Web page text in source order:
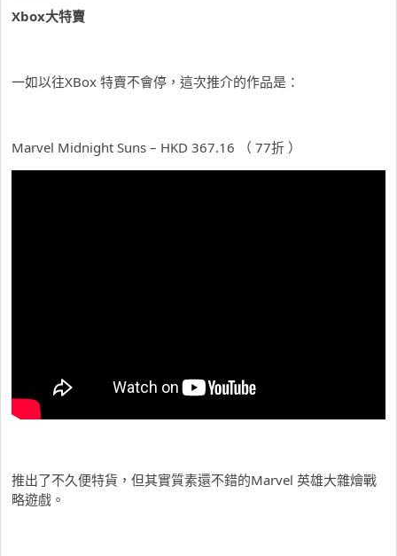
Xbox大特賣
一如以往XBox 特賣不會停，這次推介的作品是：
Marvel Midnight Suns – HKD 367.16 （ 77折 ）
推出了不久便特貨，但其實質素還不錯的Marvel 英雄大雜燴戰
略遊戲。